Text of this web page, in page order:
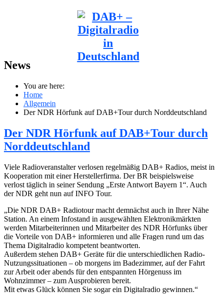
News
You are here:
Home
Allgemein
Der NDR Hörfunk auf DAB+Tour durch Norddeutschland
Der NDR Hörfunk auf DAB+Tour durch
Norddeutschland
Viele Radioveranstalter verlosen regelmäßig DAB+ Radios, meist in
Kooperation mit einer Herstellerfirma. Der BR beispielsweise
verlost täglich in seiner Sendung „Erste Antwort Bayern 1“. Auch
der NDR geht nun auf INFO Tour.
„Die NDR DAB+ Radiotour macht demnächst auch in Ihrer Nähe
Station. An einem Infostand in ausgewählten Elektronikmärkten
werden Mitarbeiterinnen und Mitarbeiter des NDR Hörfunks über
die Vorteile von DAB+ informieren und alle Fragen rund um das
Thema Digitalradio kompetent beantworten.
Außerdem stehen DAB+ Geräte für die unterschiedlichen Radio-
Nutzungssituationen – ob morgens im Badezimmer, auf der Fahrt
zur Arbeit oder abends für den entspannten Hörgenuss im
Wohnzimmer – zum Ausprobieren bereit.
Mit etwas Glück können Sie sogar ein Digitalradio gewinnen.“